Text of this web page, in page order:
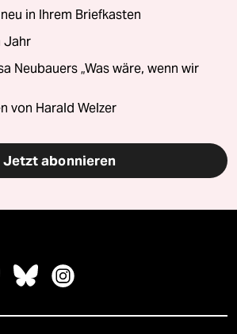
in Ihrem Briefkasten
Jahr
Neubauers „Was wäre, wenn wir
von Harald Welzer
Jetzt abonnieren